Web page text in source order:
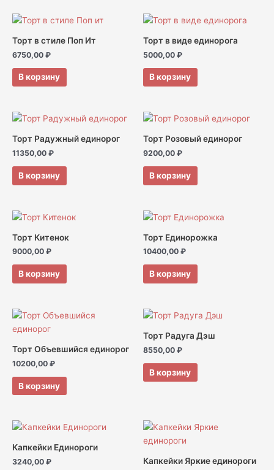
Торт в стиле Поп Ит
6750,00 ₽
В корзину
Торт в виде единорога
5000,00 ₽
В корзину
Торт Радужный единорог
11350,00 ₽
В корзину
Торт Розовый единорог
9200,00 ₽
В корзину
Торт Китенок
9000,00 ₽
В корзину
Торт Единорожка
10400,00 ₽
В корзину
Торт Объевшийся единорог
10200,00 ₽
В корзину
Торт Радуга Дэш
8550,00 ₽
В корзину
Капкейки Единороги
3240,00 ₽ Капкейки Яркие единороги